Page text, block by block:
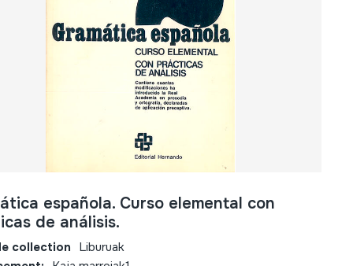
española. Curso elemental con
de análisis.
collection Liburuak